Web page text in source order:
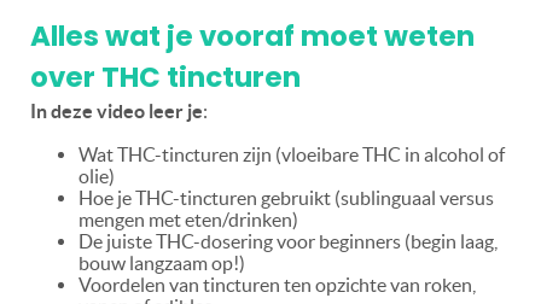
Alles wat je vooraf moet weten
over THC tincturen
In deze video leer je:
Wat THC-tincturen zijn (vloeibare THC in alcohol of
olie)
Hoe je THC-tincturen gebruikt (sublinguaal versus
mengen met eten/drinken)
De juiste THC-dosering voor beginners (begin laag,
bouw langzaam op!)
Voordelen van tincturen ten opzichte van roken,